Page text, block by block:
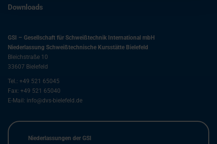
Downloads
GSI – Gesellschaft für Schweißtechnik International mbH
Niederlassung Schweißtechnische Kursstätte Bielefeld
Bleichstraße 10
33607 Bielefeld
Tel.: +49 521 65045
Fax: +49 521 65040
E-Mail: info@dvs-bielefeld.de
Niederlassungen der GSI